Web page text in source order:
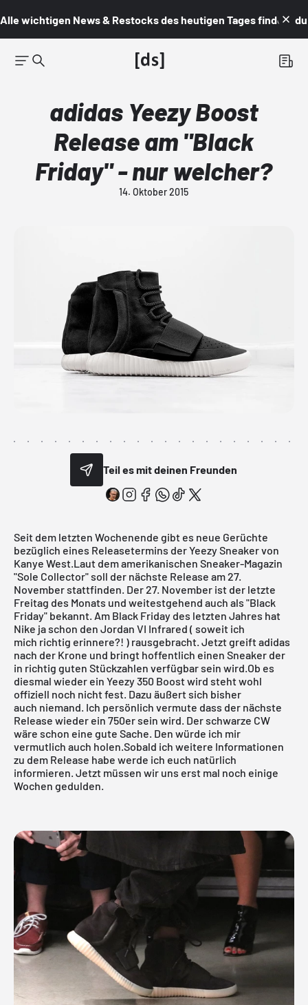
Alle wichtigen News & Restocks des heutigen Tages findest du
adidas Yeezy Boost
Release am "Black
Friday" - nur welcher?
14. Oktober 2015
Teil es mit deinen Freunden
Seit dem letzten Wochenende gibt es neue Gerüchte
bezüglich eines Releasetermins derYeezy Sneakervon
Kanye West.Laut dem amerikanischen Sneaker-Magazin
"Sole Collector" soll der nächste Release am 27.
November stattfinden. Der 27. November ist der letzte
Freitag des Monats und weitestgehend auch als "Black
Friday" bekannt. Am Black Friday des letzten Jahres hat
Nike ja schon den Jordan VI Infrared ( soweit ich
mich richtig erinnere?! ) rausgebracht. Jetzt greift adidas
nach der Krone und bringt hoffentlich einen Sneaker der
in richtig guten Stückzahlen verfügbar sein wird.Ob es
diesmal wieder ein Yeezy 350 Boost wird steht wohl
offiziell noch nicht fest. Dazu äußert sich bisher
auch niemand. Ich persönlich vermute dass der nächste
Release wieder ein 750er sein wird. Der schwarze CW
wäre schon eine gute Sache. Den würde ich mir
vermutlich auch holen.Sobald ich weitere Informationen
zu dem Release habe werde ich euch natürlich
informieren. Jetzt müssen wir uns erst mal noch einige
Wochen gedulden.